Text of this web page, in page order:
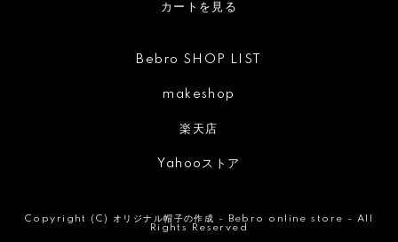
カートを見る
Bebro SHOP LIST
makeshop
楽天店
Yahooストア
Copyright (C)オリジナル帽子の作成 - Bebro online store - All
Rights Reserved